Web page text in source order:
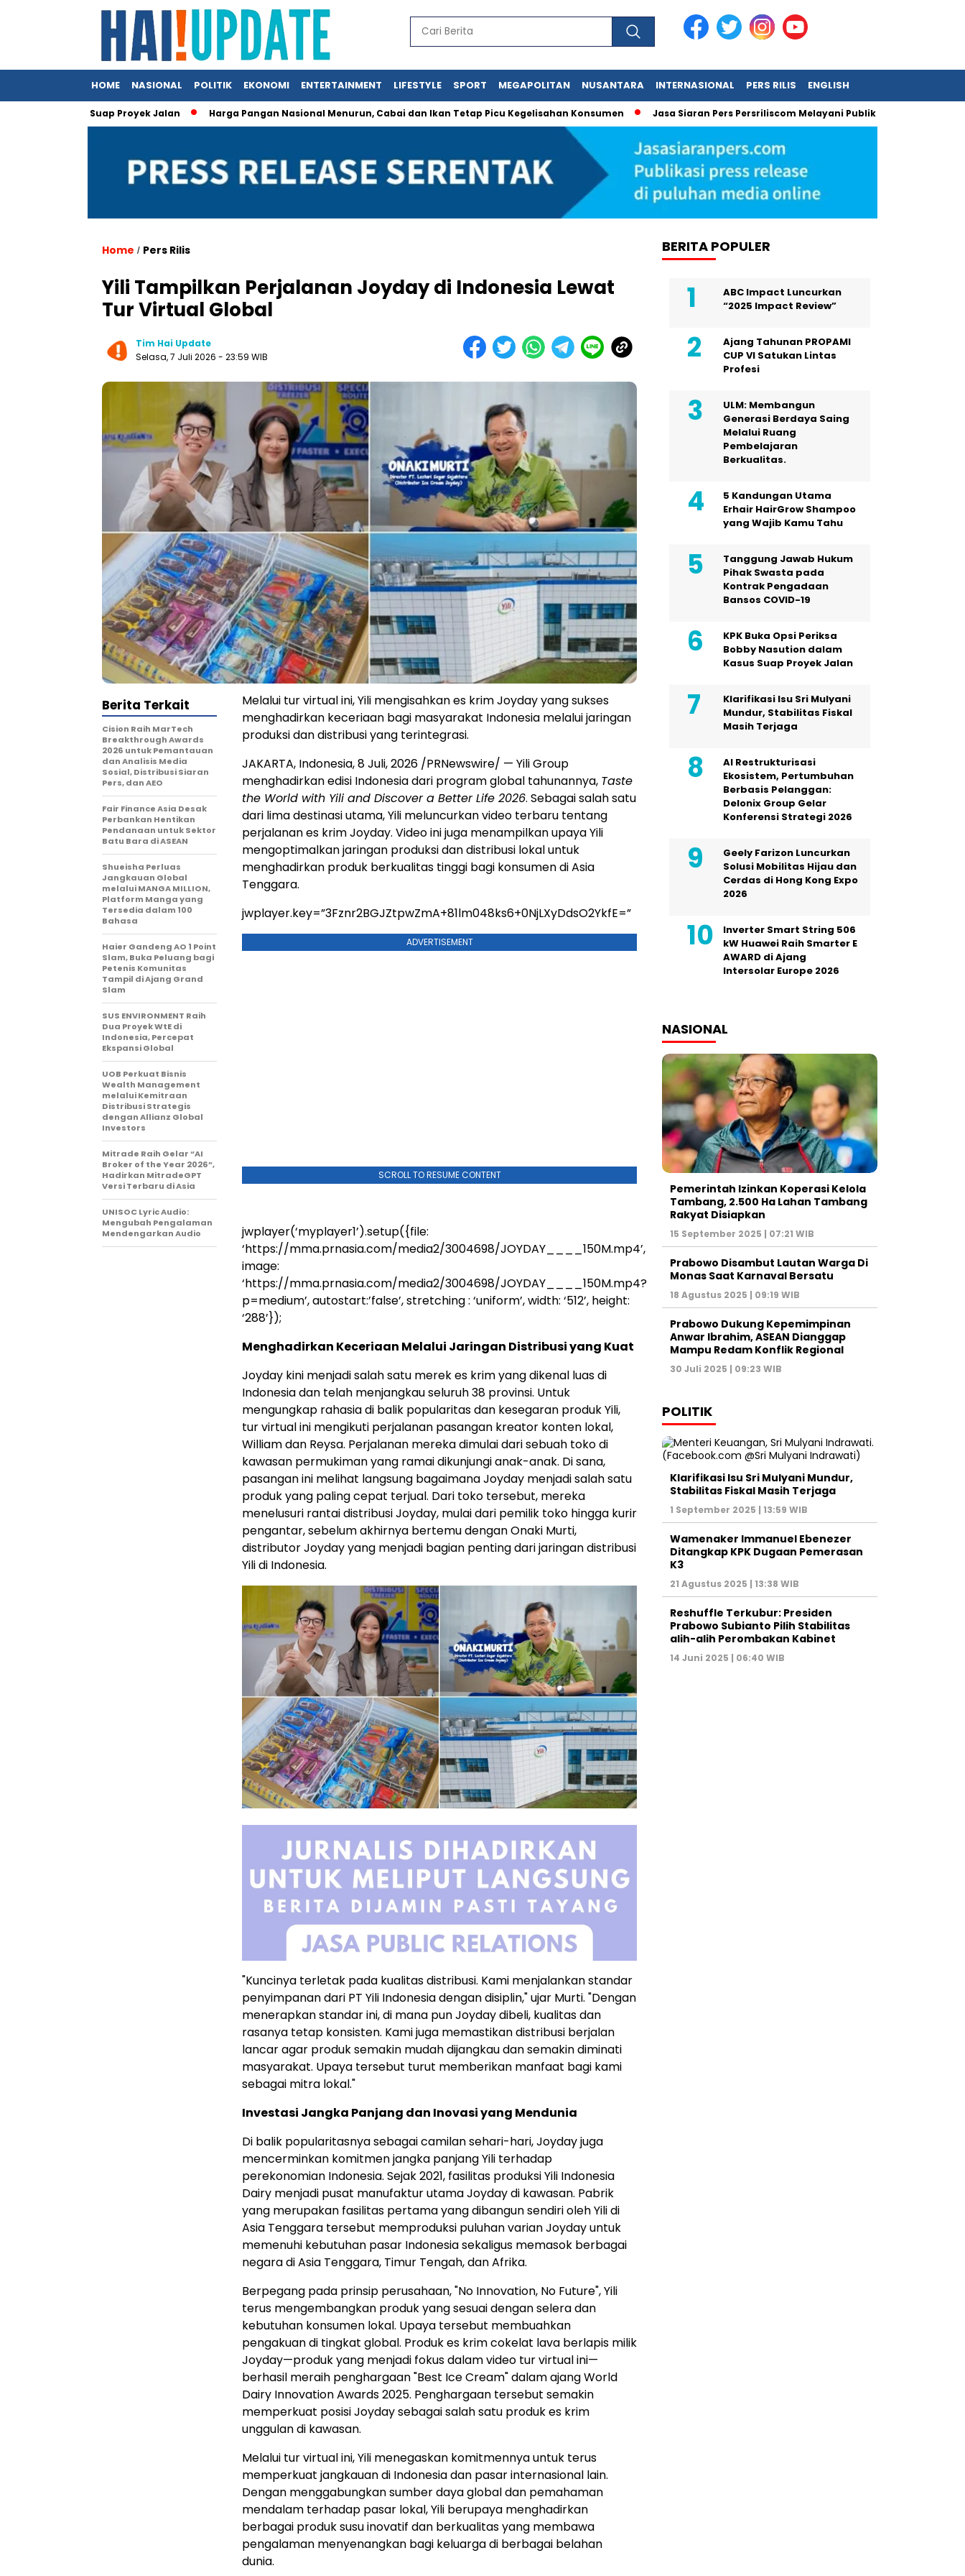
HOME NASIONAL POLITIK EKONOMI ENTERTAINMENT LIFESTYLE SPORT MEGAPOLITAN NUSANTARA INTERNASIONAL PERS RILIS ENGLISH
Kasus Suap Proyek Jalan Harga Pangan Nasional Menurun, Cabai dan Ikan Tetap Picu Kegelisahan Konsumen Jasa Siaran Pers Persriliscom Melayani Publikasi ke Lebih dari 150 Media
Home / Pers Rilis
Yili Tampilkan Perjalanan Joyday di Indonesia Lewat
Tur Virtual Global
Tim Hai Update
Selasa, 7 Juli 2026 - 23:59 WIB
Melalui tur virtual ini, Yili mengisahkan es krim Joyday yang sukses
menghadirkan keceriaan bagi masyarakat Indonesia melalui jaringan
produksi dan distribusi yang terintegrasi.
JAKARTA, Indonesia,8 Juli, 2026 /PRNewswire/ — Yili Group
menghadirkan edisi Indonesia dari program global tahunannya, Taste
the World with Yili and Discover a Better Life 2026. Sebagai salah satu
dari lima destinasi utama, Yili meluncurkan video terbaru tentang
perjalanan es krim Joyday. Video ini juga menampilkan upaya Yili
mengoptimalkan jaringan produksi dan distribusi lokal untuk
menghadirkan produk berkualitas tinggi bagi konsumen di Asia
Tenggara.
jwplayer.key=”3Fznr2BGJZtpwZmA+81lm048ks6+0NjLXyDdsO2YkfE=”
ADVERTISEMENT
SCROLL TO RESUME CONTENT
jwplayer(‘myplayer1’).setup({file:
‘https://mma.prnasia.com/media2/3004698/JOYDAY____150M.mp4’,
image:
‘https://mma.prnasia.com/media2/3004698/JOYDAY____150M.mp4?
p=medium’, autostart:’false’, stretching : ‘uniform’, width: ‘512’, height:
‘288’});
Menghadirkan Keceriaan Melalui Jaringan Distribusi yang Kuat
Joyday kini menjadi salah satu merek es krim yang dikenal luas di
Indonesia dan telah menjangkau seluruh 38 provinsi. Untuk
mengungkap rahasia di balik popularitas dan kesegaran produk Yili,
tur virtual ini mengikuti perjalanan pasangan kreator konten lokal,
William dan Reysa. Perjalanan mereka dimulai dari sebuah toko di
kawasan permukiman yang ramai dikunjungi anak-anak. Di sana,
pasangan ini melihat langsung bagaimana Joyday menjadi salah satu
produk yang paling cepat terjual. Dari toko tersebut, mereka
menelusuri rantai distribusi Joyday, mulai dari pemilik toko hingga kurir
pengantar, sebelum akhirnya bertemu dengan Onaki Murti,
distributor Joyday yang menjadi bagian penting dari jaringan distribusi
Yili di Indonesia.
"Kuncinya terletak pada kualitas distribusi. Kami menjalankan standar
penyimpanan dari PT Yili Indonesia dengan disiplin," ujar Murti. "Dengan
menerapkan standar ini, di mana pun Joyday dibeli, kualitas dan
rasanya tetap konsisten. Kami juga memastikan distribusi berjalan
lancar agar produk semakin mudah dijangkau dan semakin diminati
masyarakat. Upaya tersebut turut memberikan manfaat bagi kami
sebagai mitra lokal."
Investasi Jangka Panjang dan Inovasi yang Mendunia
Di balik popularitasnya sebagai camilan sehari-hari, Joyday juga
mencerminkan komitmen jangka panjang Yili terhadap
perekonomian Indonesia. Sejak 2021, fasilitas produksi Yili Indonesia
Dairy menjadi pusat manufaktur utama Joyday di kawasan. Pabrik
yang merupakan fasilitas pertama yang dibangun sendiri oleh Yili di
Asia Tenggara tersebut memproduksi puluhan varian Joyday untuk
memenuhi kebutuhan pasar Indonesia sekaligus memasok berbagai
negara di Asia Tenggara, Timur Tengah, dan Afrika.
Berpegang pada prinsip perusahaan, "No Innovation, No Future", Yili
terus mengembangkan produk yang sesuai dengan selera dan
kebutuhan konsumen lokal. Upaya tersebut membuahkan
pengakuan di tingkat global. Produk es krim cokelat lava berlapis milik
Joyday—produk yang menjadi fokus dalam video tur virtual ini—
berhasil meraih penghargaan "Best Ice Cream" dalam ajang World
Dairy Innovation Awards 2025. Penghargaan tersebut semakin
memperkuat posisi Joyday sebagai salah satu produk es krim
unggulan di kawasan.
Melalui tur virtual ini, Yili menegaskan komitmennya untuk terus
memperkuat jangkauan di Indonesia dan pasar internasional lain.
Dengan menggabungkan sumber daya global dan pemahaman
mendalam terhadap pasar lokal, Yili berupaya menghadirkan
berbagai produk susu inovatif dan berkualitas yang membawa
pengalaman menyenangkan bagi keluarga di berbagai belahan
dunia.
Berita Terkait
Cision Raih MarTech
Breakthrough Awards
2026 untuk Pemantauan
dan Analisis Media
Sosial, Distribusi Siaran
Pers, dan AEO
Fair Finance Asia Desak
Perbankan Hentikan
Pendanaan untuk Sektor
Batu Bara di ASEAN
Shueisha Perluas
Jangkauan Global
melalui MANGA MILLION,
Platform Manga yang
Tersedia dalam 100
Bahasa
Haier Gandeng AO 1 Point
Slam, Buka Peluang bagi
Petenis Komunitas
Tampil di Ajang Grand
Slam
SUS ENVIRONMENT Raih
Dua Proyek WtE di
Indonesia, Percepat
Ekspansi Global
UOB Perkuat Bisnis
Wealth Management
melalui Kemitraan
Distribusi Strategis
dengan Allianz Global
Investors
Mitrade Raih Gelar “AI
Broker of the Year 2026”,
Hadirkan MitradeGPT
Versi Terbaru di Asia
UNISOC Lyric Audio:
Mengubah Pengalaman
Mendengarkan Audio
BERITA POPULER
ABC Impact Luncurkan
“2025 Impact Review”
Ajang Tahunan PROPAMI
CUP VI Satukan Lintas
Profesi
ULM: Membangun
Generasi Berdaya Saing
Melalui Ruang
Pembelajaran
Berkualitas.
5 Kandungan Utama
Erhair HairGrow Shampoo
yang Wajib Kamu Tahu
Tanggung Jawab Hukum
Pihak Swasta pada
Kontrak Pengadaan
Bansos COVID-19
KPK Buka Opsi Periksa
Bobby Nasution dalam
Kasus Suap Proyek Jalan
Klarifikasi Isu Sri Mulyani
Mundur, Stabilitas Fiskal
Masih Terjaga
AI Restrukturisasi
Ekosistem, Pertumbuhan
Berbasis Pelanggan:
Delonix Group Gelar
Konferensi Strategi 2026
Geely Farizon Luncurkan
Solusi Mobilitas Hijau dan
Cerdas di Hong Kong Expo
2026
Inverter Smart String 506
kW Huawei Raih Smarter E
AWARD di Ajang
Intersolar Europe 2026
NASIONAL
Pemerintah Izinkan Koperasi Kelola
Tambang, 2.500 Ha Lahan Tambang
Rakyat Disiapkan
15 September 2025 | 07:21 WIB
Prabowo Disambut Lautan Warga Di
Monas Saat Karnaval Bersatu
18 Agustus 2025 | 09:19 WIB
Prabowo Dukung Kepemimpinan
Anwar Ibrahim, ASEAN Dianggap
Mampu Redam Konflik Regional
30 Juli 2025 | 09:23 WIB
POLITIK
Klarifikasi Isu Sri Mulyani Mundur,
Stabilitas Fiskal Masih Terjaga
1 September 2025 | 13:59 WIB
Wamenaker Immanuel Ebenezer
Ditangkap KPK Dugaan Pemerasan
K3
21 Agustus 2025 | 13:38 WIB
Reshuffle Terkubur: Presiden
Prabowo Subianto Pilih Stabilitas
alih-alih Perombakan Kabinet
14 Juni 2025 | 06:40 WIB